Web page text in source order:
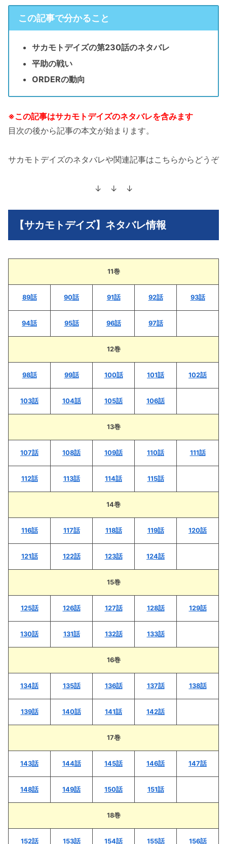
この記事で分かること
サカモトデイズの第230話のネタバレ
平助の戦い
ORDERの動向
※この記事はサカモトデイズのネタバレを含みます
目次の後から記事の本文が始まります。
サカモトデイズのネタバレや関連記事はこちらからどうぞ
↓ ↓ ↓
【サカモトデイズ】ネタバレ情報
11巻
89話 90話 91話 92話 93話
94話 95話 96話 97話
12巻
98話 99話 100話 101話 102話
103話 104話 105話 106話
13巻
107話 108話 109話 110話 111話
112話 113話 114話 115話
14巻
116話 117話 118話 119話 120話
121話 122話 123話 124話
15巻
125話 126話 127話 128話 129話
130話 131話 132話 133話
16巻
134話 135話 136話 137話 138話
139話 140話 141話 142話
17巻
143話 144話 145話 146話 147話
148話 149話 150話 151話
18巻
152話 153話 154話 155話 156話